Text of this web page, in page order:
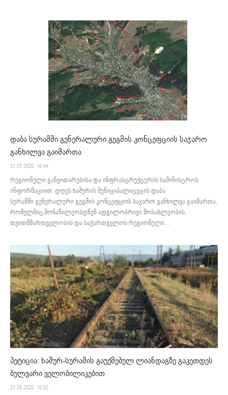
დაბა სურამში გენერალური გეგმის კონცეფციის საჯარო
განხილვა გაიმართა
31.07.2020. 16:44
რეგიონული განვითარებისა და ინფრასტრუქტურის სამინისტროს
ინფორმაციით, დღეს ხაშურის მუნიციპალიტეტის დაბა
სურამში გენერალური გეგმის კონცეფციის საჯარო განხილვა გაიმართა,
რომელშიც მონაწილეობდნენ ადგილობრივი მოსახლეობის,
თვითმმართველობის და საქართველოს რეგიონული...
პეტიცია: ხაშურ-სურამის გაუქმებულ ლიანდაგზე გაკეთდეს
ბულვარი ველობილიკებით
21.05.2020. 16:52